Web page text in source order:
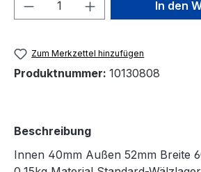
In den
Zum Merkzettel hinzufügen
Produktnummer: 10130808
Beschreibung
Innen 40mm Außen 52mm Breite